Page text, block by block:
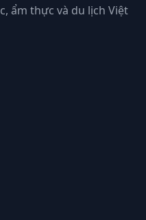
ẩm thực và du lịch Việt